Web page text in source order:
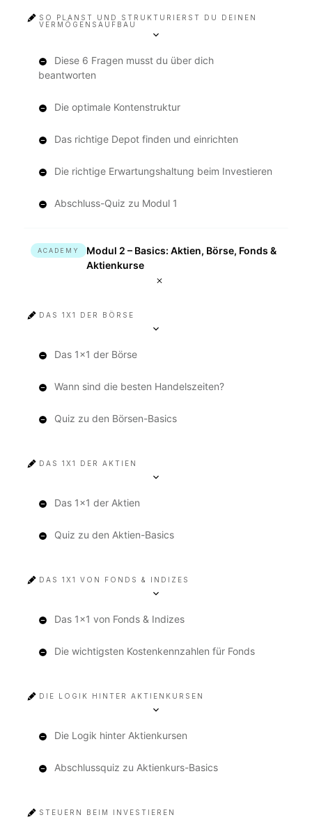
SO PLANST UND STRUKTURIERST DU DEINEN
VERMÖGENSAUFBAU
Diese 6 Fragen musst du über dich
beantworten
Die optimale Kontenstruktur
Das richtige Depot finden und einrichten
Die richtige Erwartungshaltung beim Investieren
Abschluss-Quiz zu Modul 1
ACADEMY
Modul 2 – Basics: Aktien, Börse, Fonds &
Aktienkurse
DAS 1X1 DER BÖRSE
Das 1x1 der Börse
Wann sind die besten Handelszeiten?
Quiz zu den Börsen-Basics
DAS 1X1 DER AKTIEN
Das 1x1 der Aktien
Quiz zu den Aktien-Basics
DAS 1X1 VON FONDS & INDIZES
Das 1x1 von Fonds & Indizes
Die wichtigsten Kostenkennzahlen für Fonds
DIE LOGIK HINTER AKTIENKURSEN
Die Logik hinter Aktienkursen
Abschlussquiz zu Aktienkurs-Basics
STEUERN BEIM INVESTIEREN